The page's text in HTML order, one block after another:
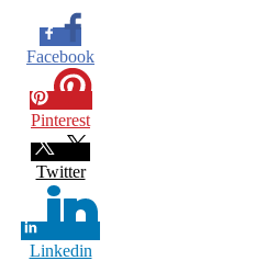
Facebook
Pinterest
Twitter
Linkedin